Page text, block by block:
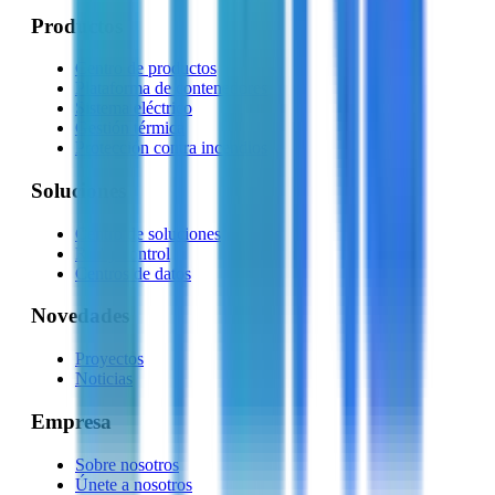
Productos
Centro de productos
Plataforma de contenedores
Sistema eléctrico
Gestión térmica
Protección contra incendios
Soluciones
Centro de soluciones
Red y control
Centros de datos
Novedades
Proyectos
Noticias
Empresa
Sobre nosotros
Únete a nosotros